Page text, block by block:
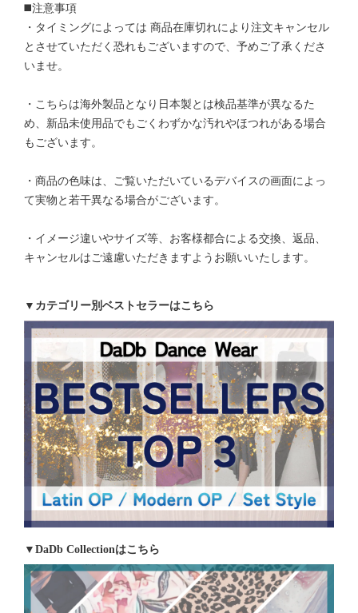
◼️注意事項
・タイミングによっては 商品在庫切れにより注文キャンセル
とさせていただく恐れもございますので、予めご了承くださ
いませ。
・こちらは海外製品となり日本製とは検品基準が異なるた
め、新品未使用品でもごくわずかな汚れやほつれがある場合
もございます。
・商品の色味は、ご覧いただいているデバイスの画面によっ
て実物と若干異なる場合がございます。
・イメージ違いやサイズ等、お客様都合による交換、返品、
キャンセルはご遠慮いただきますようお願いいたします。
▼カテゴリー別ベストセラーはこちら
▼DaDb Collectionはこちら